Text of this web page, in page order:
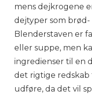
mens dejkrogene
dejtyper som brød-
Blenderstaven er
eller suppe, men
ingredienser til en
det rigtige redskab
udføre, da det vil